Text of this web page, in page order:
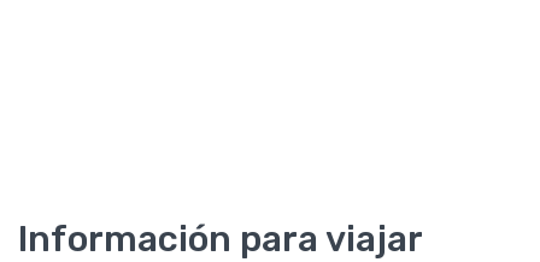
Información para viajar